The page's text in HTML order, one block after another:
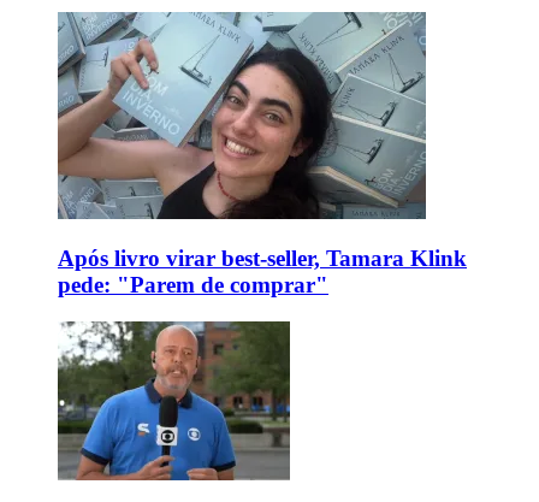
Após livro virar best-seller, Tamara Klink
pede: "Parem de comprar"